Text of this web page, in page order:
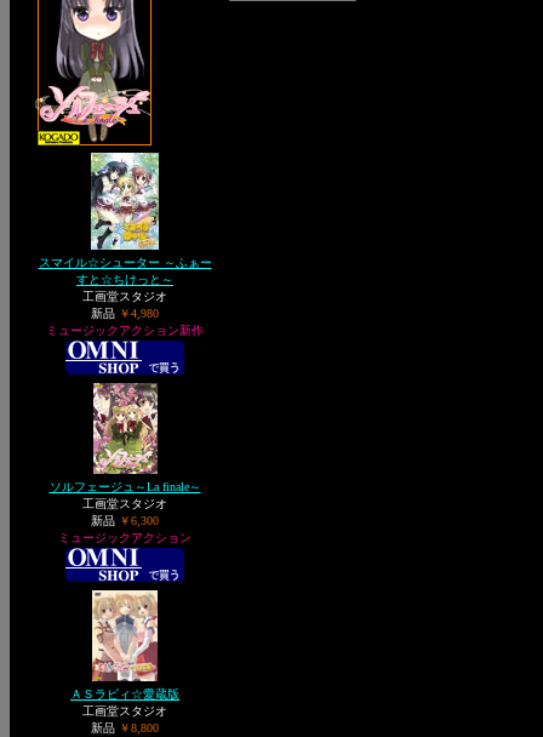
スマイル☆シューター ～ふぁー
すと☆ちけっと～
工画堂スタジオ
新品 ￥4,980
ミュージックアクション新作
ソルフェージュ～La finale～
工画堂スタジオ
新品 ￥6,300
ミュージックアクション
ＡＳラビィ☆愛蔵版
工画堂スタジオ
新品 ￥8,800